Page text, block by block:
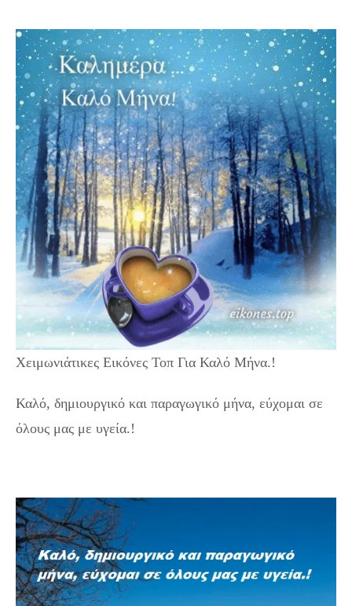
Χειμωνιάτικες Εικόνες Τοπ Για Καλό Μήνα.!
Καλό, δημιουργικό και παραγωγικό μήνα, εύχομαι σε
όλους μας με υγεία.!